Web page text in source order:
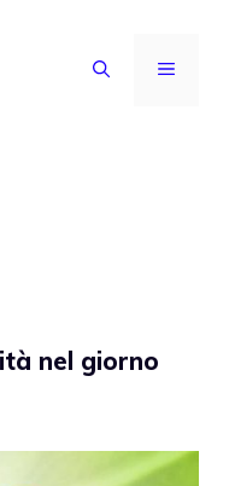
MENU
nel giorno